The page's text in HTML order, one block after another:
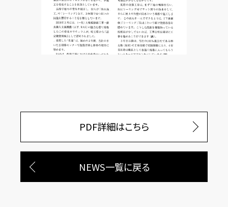
PDF詳細はこちら
NEWS一覧に戻る